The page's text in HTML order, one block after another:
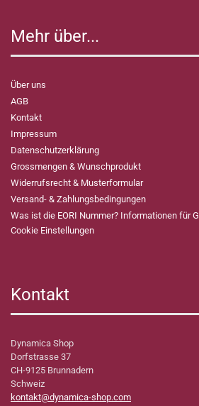
Mehr über...
Über uns
AGB
Kontakt
Impressum
Datenschutzerklärung
Grossmengen & Wunschprodukt
Widerrufsrecht & Musterformular
Versand- & Zahlungsbedingungen
Was ist die EORI Nummer? Informationen für
Cookie Einstellungen
Kontakt
Dynamica Shop
Dorfstrasse 37
CH-9125 Brunnadern
Schweiz
kontakt@dynamica-shop.com